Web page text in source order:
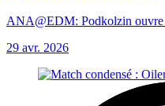
ANA@EDM: Podkolzin ouvre
29 avr. 2026